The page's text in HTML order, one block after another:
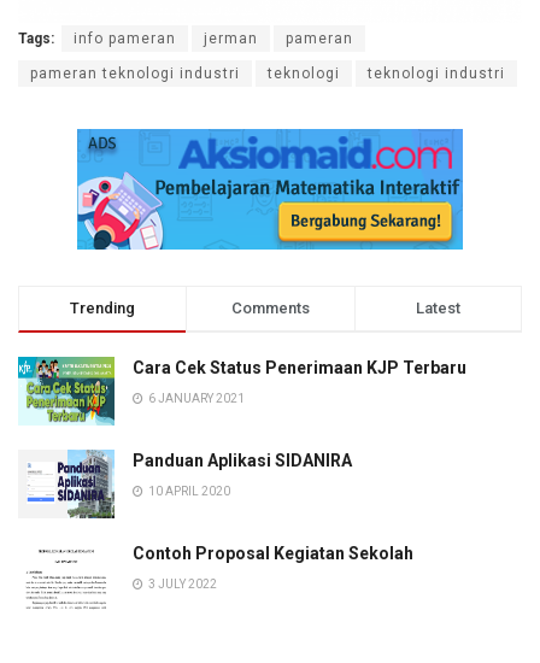
Tags: info pameran jerman pameran
pameran teknologi industri teknologi teknologi industri
Trending Comments Latest
Cara Cek Status Penerimaan KJP Terbaru
6 JANUARY 2021
Panduan Aplikasi SIDANIRA
10 APRIL 2020
Contoh Proposal Kegiatan Sekolah
3 JULY 2022